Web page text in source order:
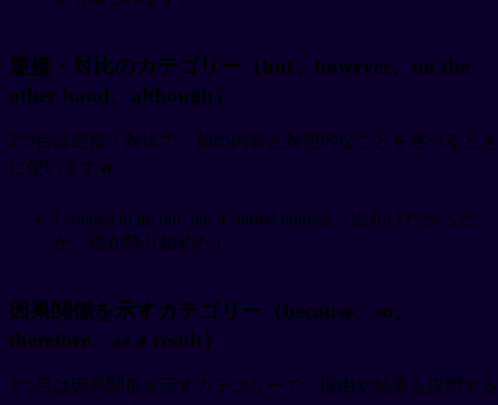
逆接・対比のカテゴリー（but、however、on the
other hand、although）
2つ目は逆接・対比で、前の内容と対照的なことを述べるとき
に使います🔥
I wanted to go out, but it started raining.（出かけたかった
が、雨が降り始めた）
因果関係を示すカテゴリー（because、so、
therefore、as a result）
3つ目は因果関係を示すカテゴリーで、理由や結果を説明する